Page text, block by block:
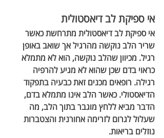
אי ספיקת לב דיאסטולית
אי ספיקת לב דיאסטולית מתרחשת כאשר
שריר הלב נוקשה מהרגיל אך שואב באופן
רגיל. מכיוון שהלב נוקשה, הוא לא מתמלא
כראוי בדם שכן שהוא לא מגיע להרפיה
רגילה. רופאים מכנים זאת כבעיה בתפקוד
הדיאסטולי. כאשר הלב אינו מתמלא בדם,
הדבר מביא ללחץ מוגבר בתוך הלב, מה
שעלול לגרום לזרימה אחורנית והצטברות
נוזלים בריאות.